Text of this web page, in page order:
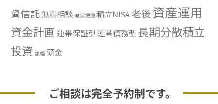
資信託無料相談 現状把握 積立NISA老後資産運用
資金計画 連帯保証型連帯債務型長期分散積立
投資 離婚 頭金
ご相談は完全予約制です。